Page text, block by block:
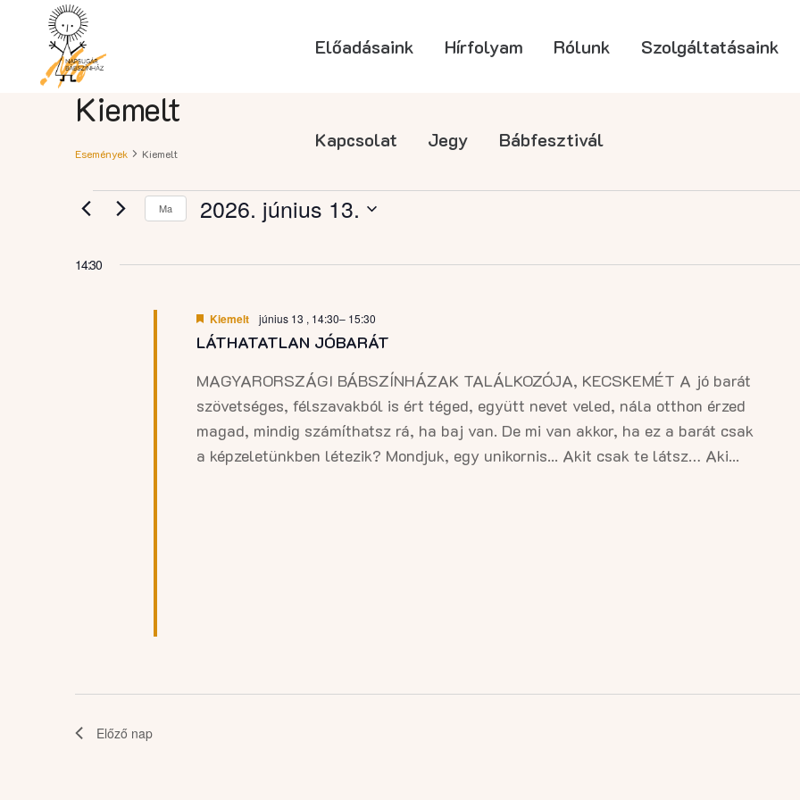
Előadásaink Hírfolyam Rólunk Szolgáltatásaink
Kapcsolat Jegy Bábfesztivál
Kiemelt
Események Kiemelt
Események
for
2026.
Ma 2026. június 13.
14:30
LÁTHATATLAN JÓBARÁT
Kiemelt június 13 , 14:30– 15:30
MAGYARORSZÁGI BÁBSZÍNHÁZAK TALÁLKOZÓJA, KECSKEMÉT A jó barát
szövetséges, félszavakból is ért téged, együtt nevet veled, nála otthon érzed
magad, mindig számíthatsz rá, ha baj van. De mi van akkor, ha ez a barát csak
a képzeletünkben létezik? Mondjuk, egy unikornis... Akit csak te látsz… Aki...
Előző nap